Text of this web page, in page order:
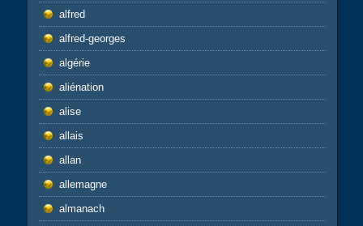
alfred
alfred-georges
algérie
aliénation
alise
allais
allan
allemagne
almanach